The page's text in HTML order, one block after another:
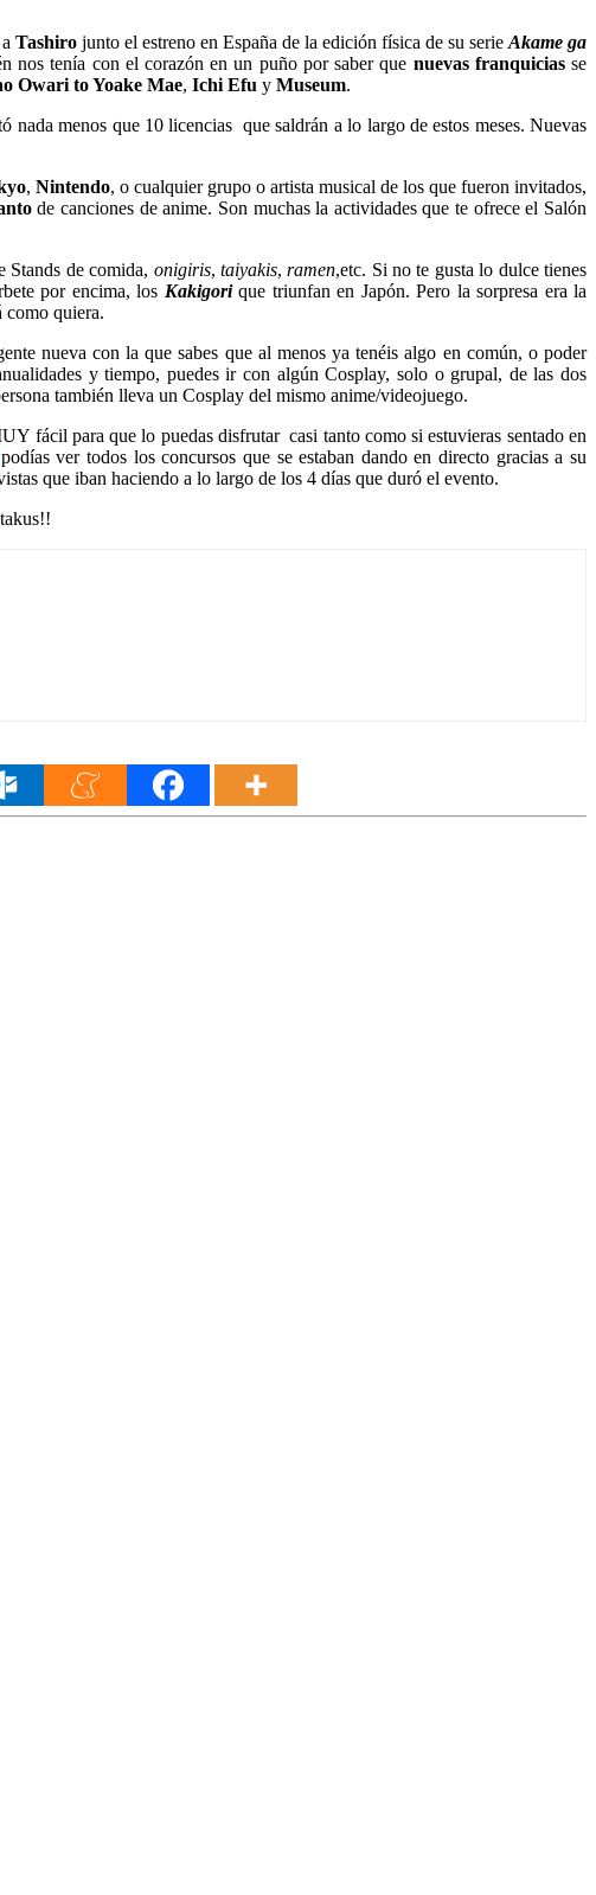
Tashirojunto el estreno en España de la edición física de su serieAkame ga
nos tenía con el corazón en un puño por saber que nuevas franquiciasse
Owari to Yoake Mae, Ichi Efu y Museum.
nada menos que 10 licencias que saldrán a lo largo de estos meses. Nuevas
, Nintendo, o cualquier grupo o artista musical de los que fueron invitados,
de canciones de anime. Son muchas la actividades que te ofrece el Salón
Stands de comida, onigiris, taiyakis,ramen,etc. Si no te gusta lo dulce tienes
por encima, los Kakigori que triunfan en Japón. Pero la sorpresa era la
como quiera.
nueva con la que sabes que al menos ya tenéis algo en común, o poder
y tiempo, puedes ir con algún Cosplay, solo o grupal, de las dos
también lleva un Cosplay del mismo anime/videojuego.
fácil para que lo puedas disfrutar casi tanto como si estuvieras sentado en
podías ver todos los concursos que se estaban dando en directo gracias a su
que iban haciendo a lo largo de los 4 días que duró el evento.